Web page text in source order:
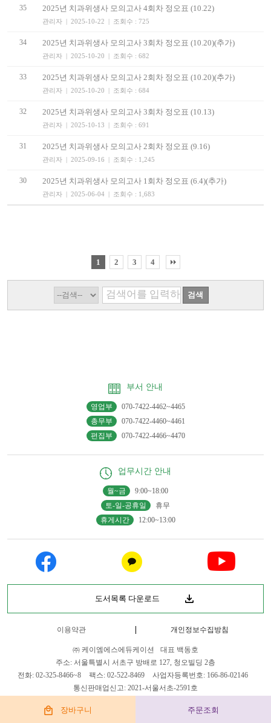
35 2025년 치과위생사 모의고사 4회차 정오표 (10.22)
관리자 | 2025-10-22 | 조회수 : 725
34 2025년 치과위생사 모의고사 3회차 정오표 (10.20)(추가)
관리자 | 2025-10-20 | 조회수 : 682
33 2025년 치과위생사 모의고사 2회차 정오표 (10.20)(추가)
관리자 | 2025-10-20 | 조회수 : 684
32 2025년 치과위생사 모의고사 3회차 정오표 (10.13)
관리자 | 2025-10-13 | 조회수 : 691
31 2025년 치과위생사 모의고사 2회차 정오표 (9.16)
관리자 | 2025-09-16 | 조회수 : 1,245
30 2025년 치과위생사 모의고사 1회차 정오표 (6.4)(추가)
관리자 | 2025-06-04 | 조회수 : 1,683
1 2 3 4
장바구니 주문조회
부서 안내
영업부
070-7422-4462~4465
총무부
070-7422-4460~4461
편집부
070-7422-4466~4470
업무시간 안내
월~금
9:00~18:00
토-일-공휴일
휴무
휴게시간
12:00~13:00
도서목록 다운로드
이용약관 개인정보수집방침
㈜ 케이엠에스에듀케이션
대표 백동호
주소: 서울특별시 서초구 방배로 127, 청오빌딩 2층
전화: 02-325-8466~8
팩스: 02-522-8469
사업자등록번호: 166-86-02146
통신판매업신고: 2021-서울서초-2591호